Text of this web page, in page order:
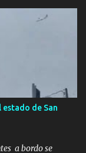
historia real de
tres días al
cuya respuesta
haber
Él, 28. No eran
en supervivencia.
y querían pasar
lo más sencillo.
estado de San
a bordo se